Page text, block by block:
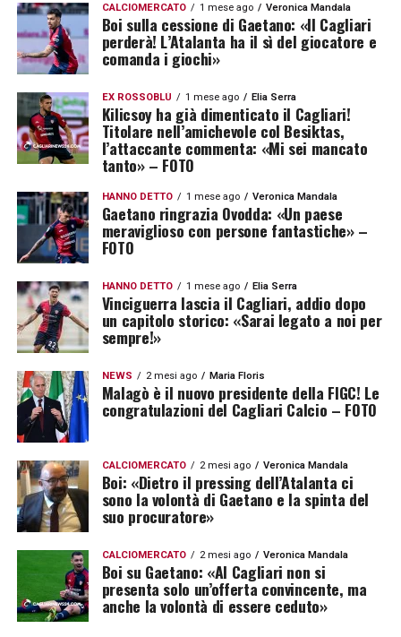
CALCIOMERCATO 1 mese ago Veronica Mandala
Boi sulla cessione di Gaetano: «Il Cagliari
perderà! L’Atalanta ha il sì del giocatore e
comanda i giochi»
EX ROSSOBLÙ 1 mese ago Elia Serra
Kilicsoy ha già dimenticato il Cagliari!
Titolare nell’amichevole col Besiktas,
l’attaccante commenta: «Mi sei mancato
tanto» – FOTO
HANNO DETTO 1 mese ago Veronica Mandala
Gaetano ringrazia Ovodda: «Un paese
meraviglioso con persone fantastiche» –
FOTO
HANNO DETTO 1 mese ago Elia Serra
Vinciguerra lascia il Cagliari, addio dopo
un capitolo storico: «Sarai legato a noi per
sempre!»
NEWS 2 mesi ago Maria Floris
Malagò è il nuovo presidente della FIGC! Le
congratulazioni del Cagliari Calcio – FOTO
CALCIOMERCATO 2 mesi ago Veronica Mandala
Boi: «Dietro il pressing dell’Atalanta ci
sono la volontà di Gaetano e la spinta del
suo procuratore»
CALCIOMERCATO 2 mesi ago Veronica Mandala
Boi su Gaetano: «Al Cagliari non si
presenta solo un’offerta convincente, ma
anche la volontà di essere ceduto»